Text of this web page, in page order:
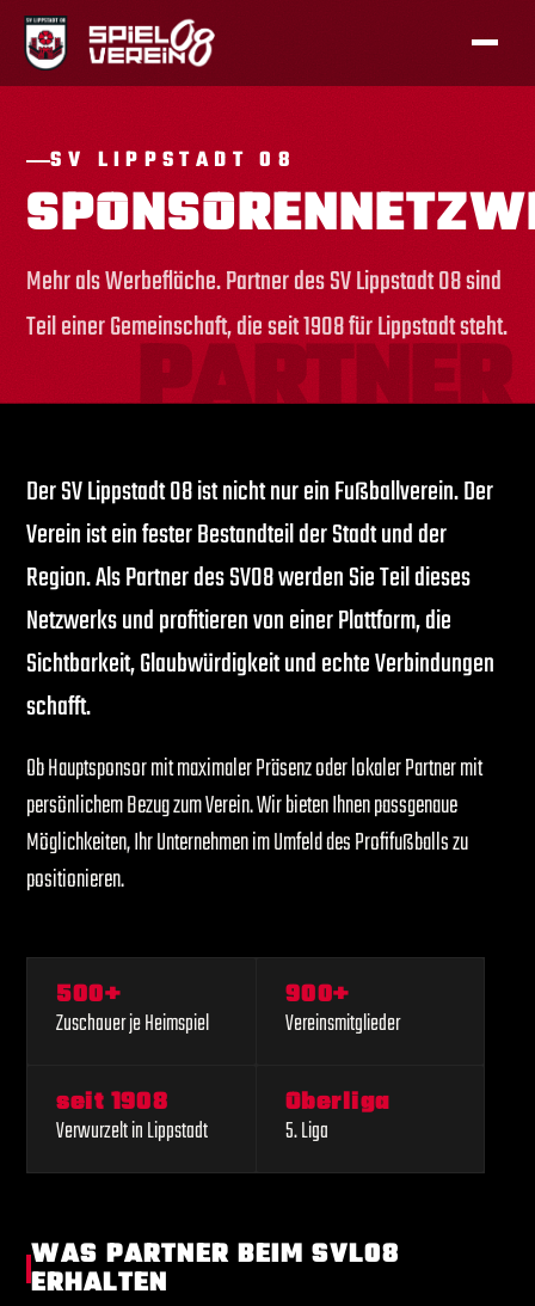
SV LIPPSTADT 08
Mehr als Werbefläche. Partner des SV Lippstadt 08 sind
Teil einer Gemeinschaft, die seit 1908 für Lippstadt steht.
Der SV Lippstadt 08 ist nicht nur ein Fußballverein. Der
Verein ist ein fester Bestandteil der Stadt und der
Region. Als Partner des SV08 werden Sie Teil dieses
Netzwerks und profitieren von einer Plattform, die
Sichtbarkeit, Glaubwürdigkeit und echte Verbindungen
schafft.
Ob Hauptsponsor mit maximaler Präsenz oder lokaler Partner mit
persönlichem Bezug zum Verein. Wir bieten Ihnen passgenaue
Möglichkeiten, Ihr Unternehmen im Umfeld des Profifußballs zu
positionieren.
500+
Zuschauer je Heimspiel
900+
Vereinsmitglieder
seit 1908
Verwurzelt in Lippstadt
Oberliga
5. Liga
WAS PARTNER BEIM SVL08
ERHALTEN